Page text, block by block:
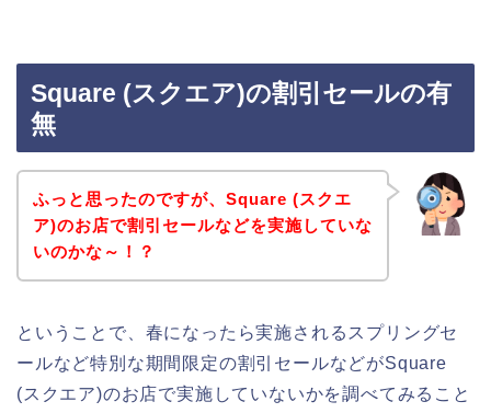
Square (スクエア)の割引セールの有
無
ふっと思ったのですが、Square (スクエ
ア)のお店で割引セールなどを実施していな
いのかな～！？
ということで、春になったら実施されるスプリングセ
ールなど特別な期間限定の割引セールなどがSquare
(スクエア)のお店で実施していないかを調べてみること